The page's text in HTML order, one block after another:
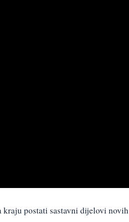
kraju postati sastavni dijelovi novih